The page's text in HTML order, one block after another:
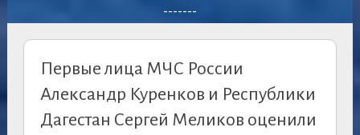
-------
Первые лица МЧС России
Александр Куренков и Республики
Дагестан Сергей Меликов оценили